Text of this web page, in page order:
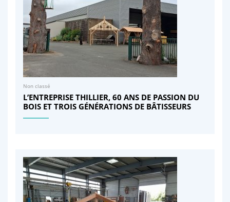
Non classé
L’ENTREPRISE THILLIER, 60 ANS DE PASSION DU
BOIS ET TROIS GÉNÉRATIONS DE BÂTISSEURS